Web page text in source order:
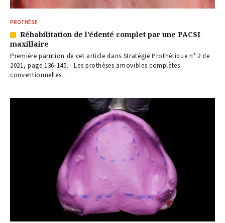
PROTHÈSE
Article
réservé
à
nos
abonnés
Réhabilitation de l’édenté complet par une PACSI
maxillaire
Première parution de cet article dans Stratégie Prothétique n° 2 de
2021, page 136-145. Les prothèses amovibles complètes
conventionnelles...